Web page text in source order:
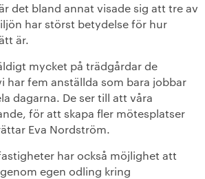
det bland annat visade sig att tre av
har störst betydelse för hur
är.
mycket på trädgårdar de
har fem anställda som bara jobbar
dagarna. De ser till att våra
för att skapa fler mötesplatser
Eva Nordström.
har också möjlighet att
egen odling kring